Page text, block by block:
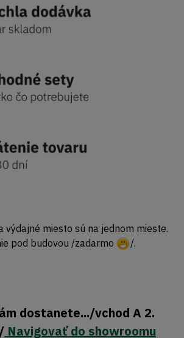
výdajné miesto sú na jednom mieste.
pod budovou /zadarmo
/.
dostanete.../vchod A 2.
Navigovať do showroomu